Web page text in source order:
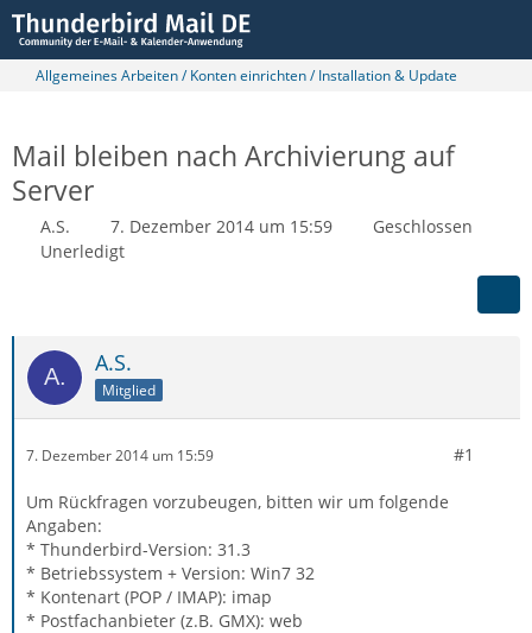
Allgemeines Arbeiten / Konten einrichten / Installation & Update
Mail bleiben nach Archivierung auf
Server
A.S. 7. Dezember 2014 um 15:59
Geschlossen
Unerledigt
A.S.
Mitglied
7. Dezember 2014 um 15:59 #1
Um Rückfragen vorzubeugen, bitten wir um folgende
Angaben:
* Thunderbird-Version: 31.3
* Betriebssystem + Version: Win7 32
* Kontenart (POP / IMAP): imap
* Postfachanbieter (z.B. GMX): web